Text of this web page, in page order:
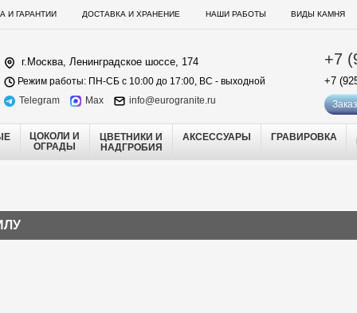
И ГАРАНТИИ ДОСТАВКА И ХРАНЕНИЕ НАШИ РАБОТЫ ВИДЫ КАМНЯ
г.Москва, Ленинградское шоссе, 174
Режим работы: ПН-СБ с 10:00 до 17:00, ВС - выходной
Telegram
Max info@eurogranite.ru
+7
+7
ЦОКОЛИ И
ОГРАДЫ
ЦВЕТНИКИ И
НАДГРОБИЯ
АКСЕССУАРЫ ГРАВИРОВКА